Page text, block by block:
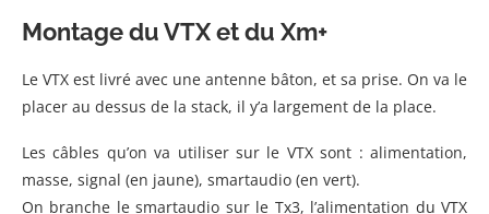
Montage du VTX et du Xm+
Le VTX est livré avec une antenne bâton, et sa prise. On va le
placer au dessus de la stack, il y’a largement de la place.
Les câbles qu’on va utiliser sur le VTX sont : alimentation,
masse, signal (en jaune), smartaudio (en vert).
On branche le smartaudio sur le Tx3, l’alimentation du VTX